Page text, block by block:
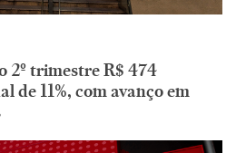
2º trimestre R$ 474
de 11%, com avanço em